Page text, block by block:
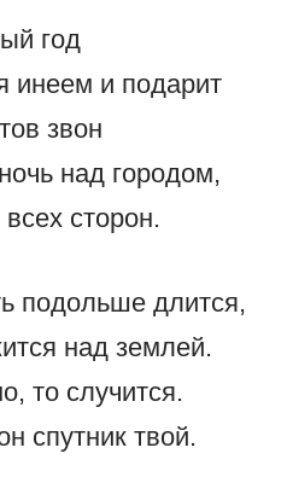
год
инеем и подарит
звон
над городом,
сторон.
подольше длится,
над землей.
то случится.
спутник твой.